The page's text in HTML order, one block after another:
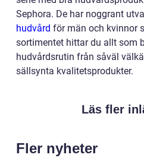
Sephora. De har noggrant
hudvård för män och kvinnor
sortimentet hittar du allt som
hudvårdsrutin från såväl
sällsynta kvalitetsprodukter.
Läs fler
Fler nyheter